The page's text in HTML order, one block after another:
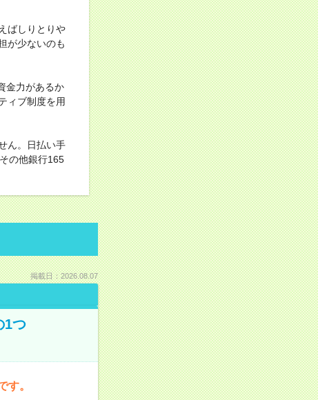
ばしりとりや
が少ないのも
金力があるか
ィブ制度を用
ん。日払い手
の他銀行165
掲載日：2026.08.07
1つ
。